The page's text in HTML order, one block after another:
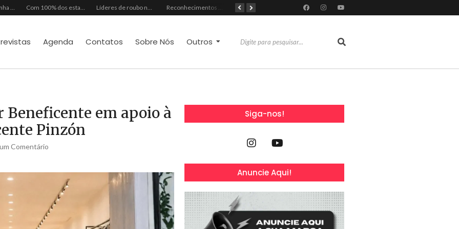
Mês dos Pais ganha programação especial com atrações gratuitas para toda a família no Shopping Maranguape Com 100% dos estandes comercializados, Feira Regional da Beleza reunirá mais de 500 marcas no Centro de Eventos do CE em outubro Líderes de roubo no país, Chevrolet Ônix e Prisma, Hyundai HB20 e Ford Ka enfrentam escassez de peças originais Reconhecimentos consolidam legado do Grupo Raymundo da Fonte ao completar 80 anos
Agenda Contatos Sobre Nós Outros
Beneficente em apoio à
Pinzón
Comentário
Siga-nos!
Anuncie Aqui!